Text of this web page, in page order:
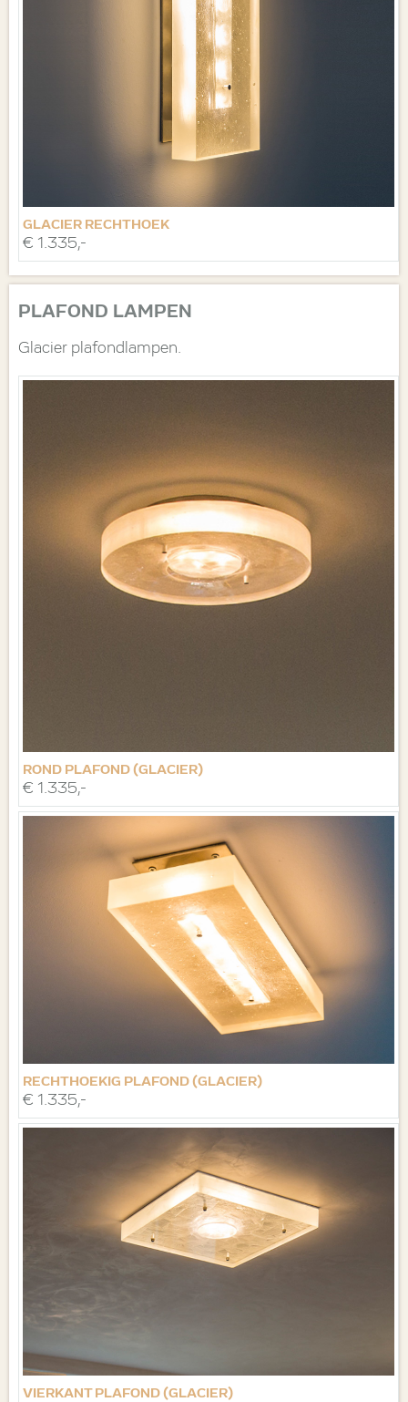
GLACIER RECHTHOEK
€ 1.335,-
PLAFOND LAMPEN
Glacier plafondlampen.
ROND PLAFOND (GLACIER)
€ 1.335,-
RECHTHOEKIG PLAFOND (GLACIER)
€ 1.335,-
VIERKANT PLAFOND (GLACIER)